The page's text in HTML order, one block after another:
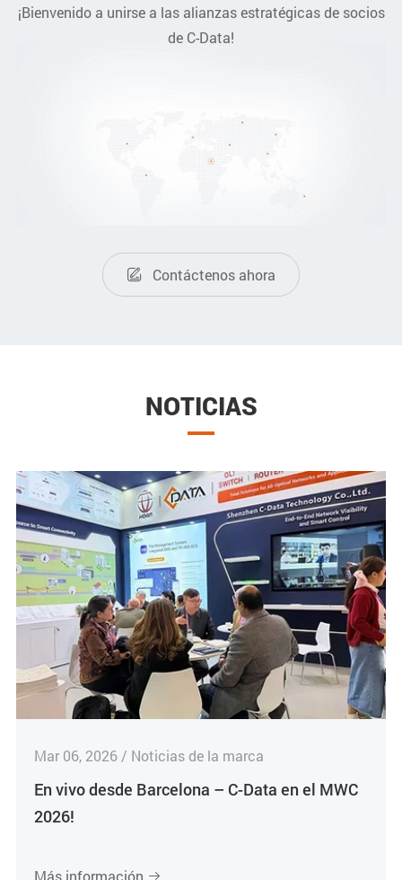
¡Bienvenido a unirse a las alianzas estratégicas de socios
de C-Data!
 Contáctenos ahora
NOTICIAS
Mar 06, 2026 / Noticias de la marca
En vivo desde Barcelona – C-Data en el MWC
2026!
Más información 